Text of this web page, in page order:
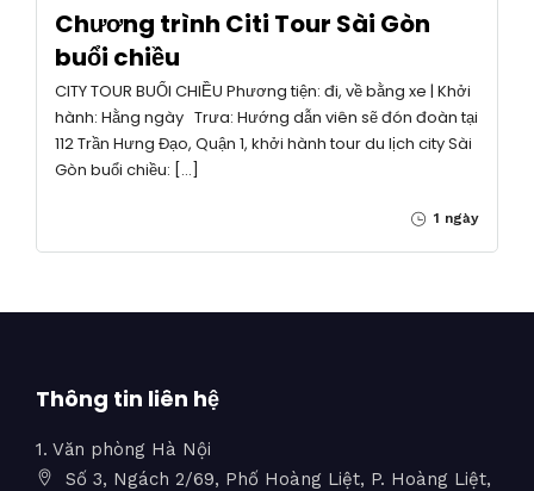
Chương trình Citi Tour Sài Gòn
buổi chiều
CITY TOUR BUỔI CHIỀU Phương tiện: đi, về bằng xe | Khởi
hành: Hằng ngày Trưa: Hướng dẫn viên sẽ đón đoàn tại
112 Trần Hưng Đạo, Quận 1, khởi hành tour du lịch city Sài
Gòn buổi chiều: […]
1 ngày
Thông tin liên hệ
1. Văn phòng Hà Nội
Số 3, Ngách 2/69, Phố Hoàng Liệt, P. Hoàng Liệt,